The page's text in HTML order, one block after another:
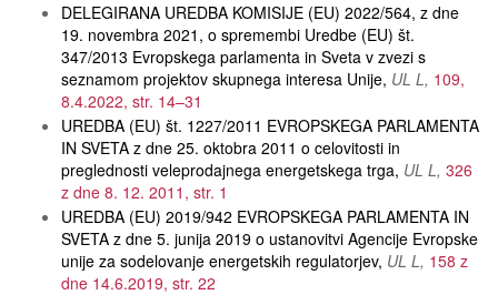
DELEGIRANA UREDBA KOMISIJE (EU) 2022/564, z dne
19. novembra 2021, o spremembi Uredbe (EU) št.
347/2013 Evropskega parlamenta in Sveta v zvezi s
seznamom projektov skupnega interesa Unije UL L 109,
8.4.2022, str. 14–31
UREDBA (EU) št. 1227/2011 EVROPSKEGA PARLAMENTA
IN SVETA z dne 25. oktobra 2011 o celovitosti in
preglednosti veleprodajnega energetskega trga UL L 326
z dne 8. 12. 2011, str. 1
UREDBA (EU) 2019/942 EVROPSKEGA PARLAMENTA IN
SVETA z dne 5. junija 2019 o ustanovitvi Agencije Evropske
unije za sodelovanje energetskih regulatorjev UL L 158 z
dne 14.6.2019, str. 22